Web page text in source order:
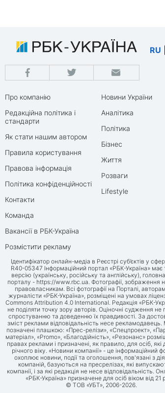
RU
Про компанію
Редакційна політика і
стандарти
Як стати нашим автором
Правила користування
Правова інформація
Політика конфіденційності
Контакти
Команда
Вакансії в РБК-Україна
Розмістити рекламу
Новини України
Аналітика
Політика
Бізнес
Життя
Розваги
Lifestyle
Ідентифікатор онлайн-медіа в Реєстрі суб’єктів у
R40-05347 Інформаційний портал «РБК-Україна» має
версію (українську, російську та англійську),
порталу - https://www.rbc.ua . Фотографії, зображення
правовласникам. Всі фотографії на Порталі,
журналісти «РБК-Україна», розміщені на умовах
Commons Attribution 4.0 International. Редакція «РБК-
не поділяти точку зору авторів. Оціночні судження не
спростуванню та доведенню їх правдивості. За
зміст реклами відповідальність несе рекламодавець.
позначені плашкою: «Прес-релізи», «Спецпроект»,
матеріал», «Promo», «Благодійність», «Резонанс»
правах реклами і призначені, як правило, для осіб, які
річного віку. «Новини компанії» - це інформаційний
охоплює новини, події та оголошення, пов'язані з
компаній, базуються на пресрелізах, які
компанії, і за які редакція не несе відповідальність.
«РБК-Україна» призначене для осіб віком від 21
© ТОВ «УБТ», 2006-2026.